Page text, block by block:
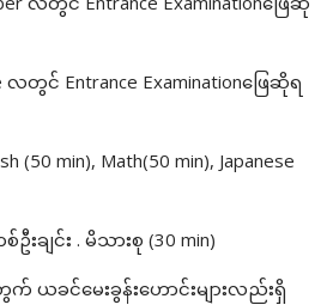
လတွင် Entrance Examinationဖြေဆိုရ
(50 min), Math(50 min), Japanese
းချင်း . မိသားစု (30 min)
က် ယခင်မေးခွန်းဟောင်းများလည်းရှိ